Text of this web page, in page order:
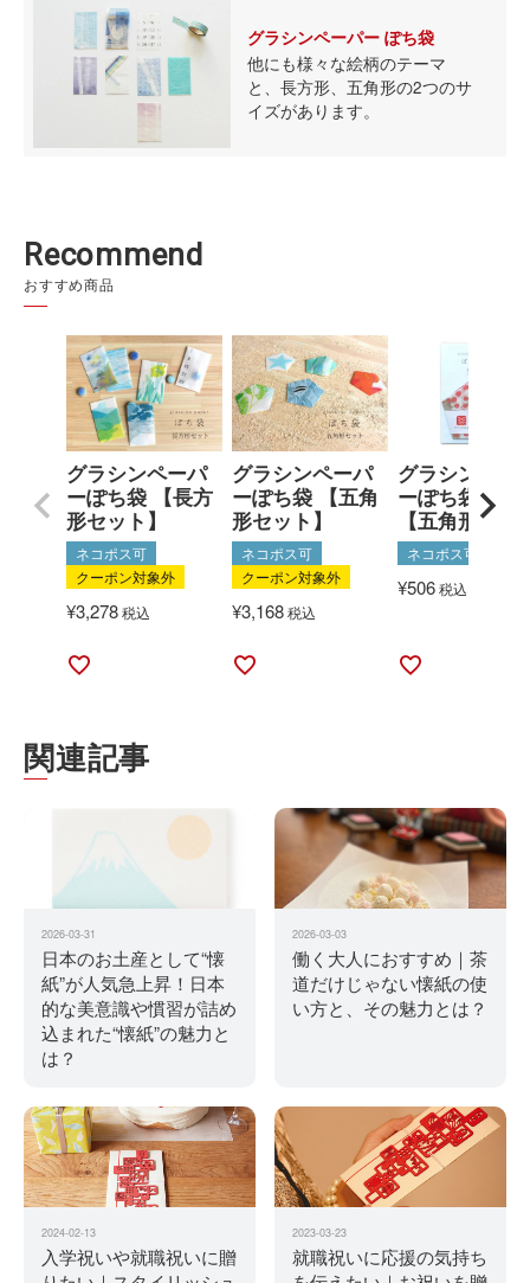
グラシンペーパー ぽち袋
他にも様々な絵柄のテーマ
と、長方形、五角形の2つのサ
イズがあります。
Recommend
おすすめ商品
グラシンペーパ
ーぽち袋 【長方
形セット】
ネコポス可
クーポン対象外
¥3,278税込
グラシンペーパ
ーぽち袋 【五角
形セット】
ネコポス可
クーポン対象外
¥3,168税込
グラシンペー
ーぽち袋 里山
【五角形】
ネコポス可
¥506税込
関連記事
2026-03-31
日本のお土産として“懐
紙”が人気急上昇！日本
的な美意識や慣習が詰め
込まれた“懐紙”の魅力と
は？
2026-03-03
働く大人におすすめ｜茶
道だけじゃない懐紙の使
い方と、その魅力とは？
2024-02-13
入学祝いや就職祝いに贈
2023-03-23
就職祝いに応援の気持ち